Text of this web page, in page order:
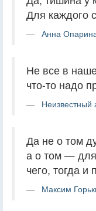
Для каждого
Анна
Не все в
что-то надо
Неизвестный
Да не о том
а о том —
чего, тогда и
Максим